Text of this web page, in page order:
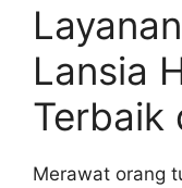
Lansia
Terbaik
Merawat orang